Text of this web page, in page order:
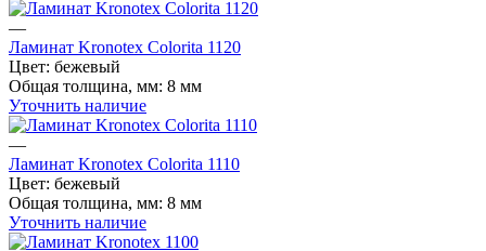
—
Ламинат Kronotex Colorita 1120
Цвет: бежевый
Общая толщина, мм: 8 мм
Уточнить наличие
—
Ламинат Kronotex Colorita 1110
Цвет: бежевый
Общая толщина, мм: 8 мм
Уточнить наличие